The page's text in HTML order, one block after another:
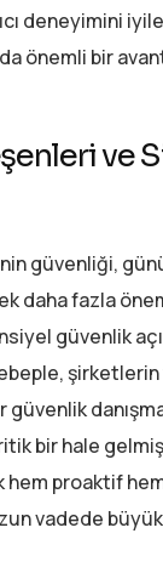
deneyimini
önemli bir
ve
güvenliği,
daha fazla
güvenlik
şirketlerin
bir hale
hem proaktif
vadede